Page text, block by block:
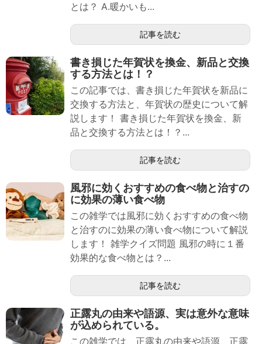
とは？ A.暖かいも...
記事を読む
書き損じた年賀状を換金、新品と交換
する方法とは！？
この記事では、書き損じた年賀状を新品に
交換する方法と、年賀状の歴史について解
説します！ 書き損じた年賀状を換金、新
品と交換する方法とは！？...
記事を読む
風邪に効くおすすめの食べ物と治すの
に効果の薄い食べ物
この雑学では風邪に効くおすすめの食べ物
と治すのに効果の薄い食べ物について解説
します！ 雑学クイズ問題 風邪の時に１番
効果的な食べ物とは？...
記事を読む
正露丸の由来や語源、実は意外な意味
が込められている。
この雑学では、正露丸の由来や語源、正露